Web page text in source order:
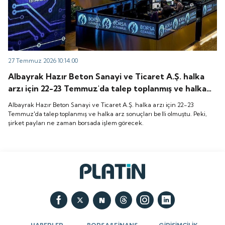
27 Temmuz 2026 10:14:00
Albayrak Hazır Beton Sanayi ve Ticaret A.Ş. halka
arzı için 22-23 Temmuz'da talep toplanmış ve halka
arz sonuçları belli olmuştu. Peki, şirket payları ne
zaman borsada işlem görecek.
Albayrak Hazır Beton Sanayi ve Ticaret A.Ş. halka arzı için 22-23
Temmuz'da talep toplanmış ve halka arz sonuçları belli olmuştu. Peki,
şirket payları ne zaman borsada işlem görecek.